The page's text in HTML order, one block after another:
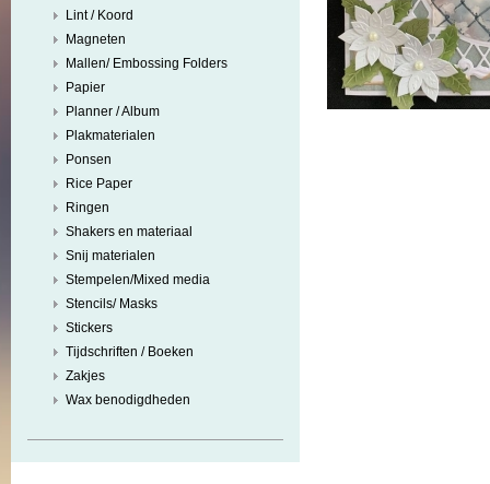
Lint / Koord
Magneten
Mallen/ Embossing Folders
Papier
Planner / Album
Plakmaterialen
Ponsen
Rice Paper
Ringen
Shakers en materiaal
Snij materialen
Stempelen/Mixed media
Stencils/ Masks
Stickers
Tijdschriften / Boeken
Zakjes
Wax benodigdheden